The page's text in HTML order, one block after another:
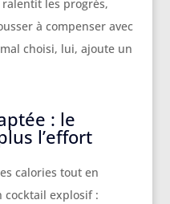
les progrès,
à compenser avec
choisi, lui, ajoute un
: le
l’effort
calories tout en
cocktail explosif :